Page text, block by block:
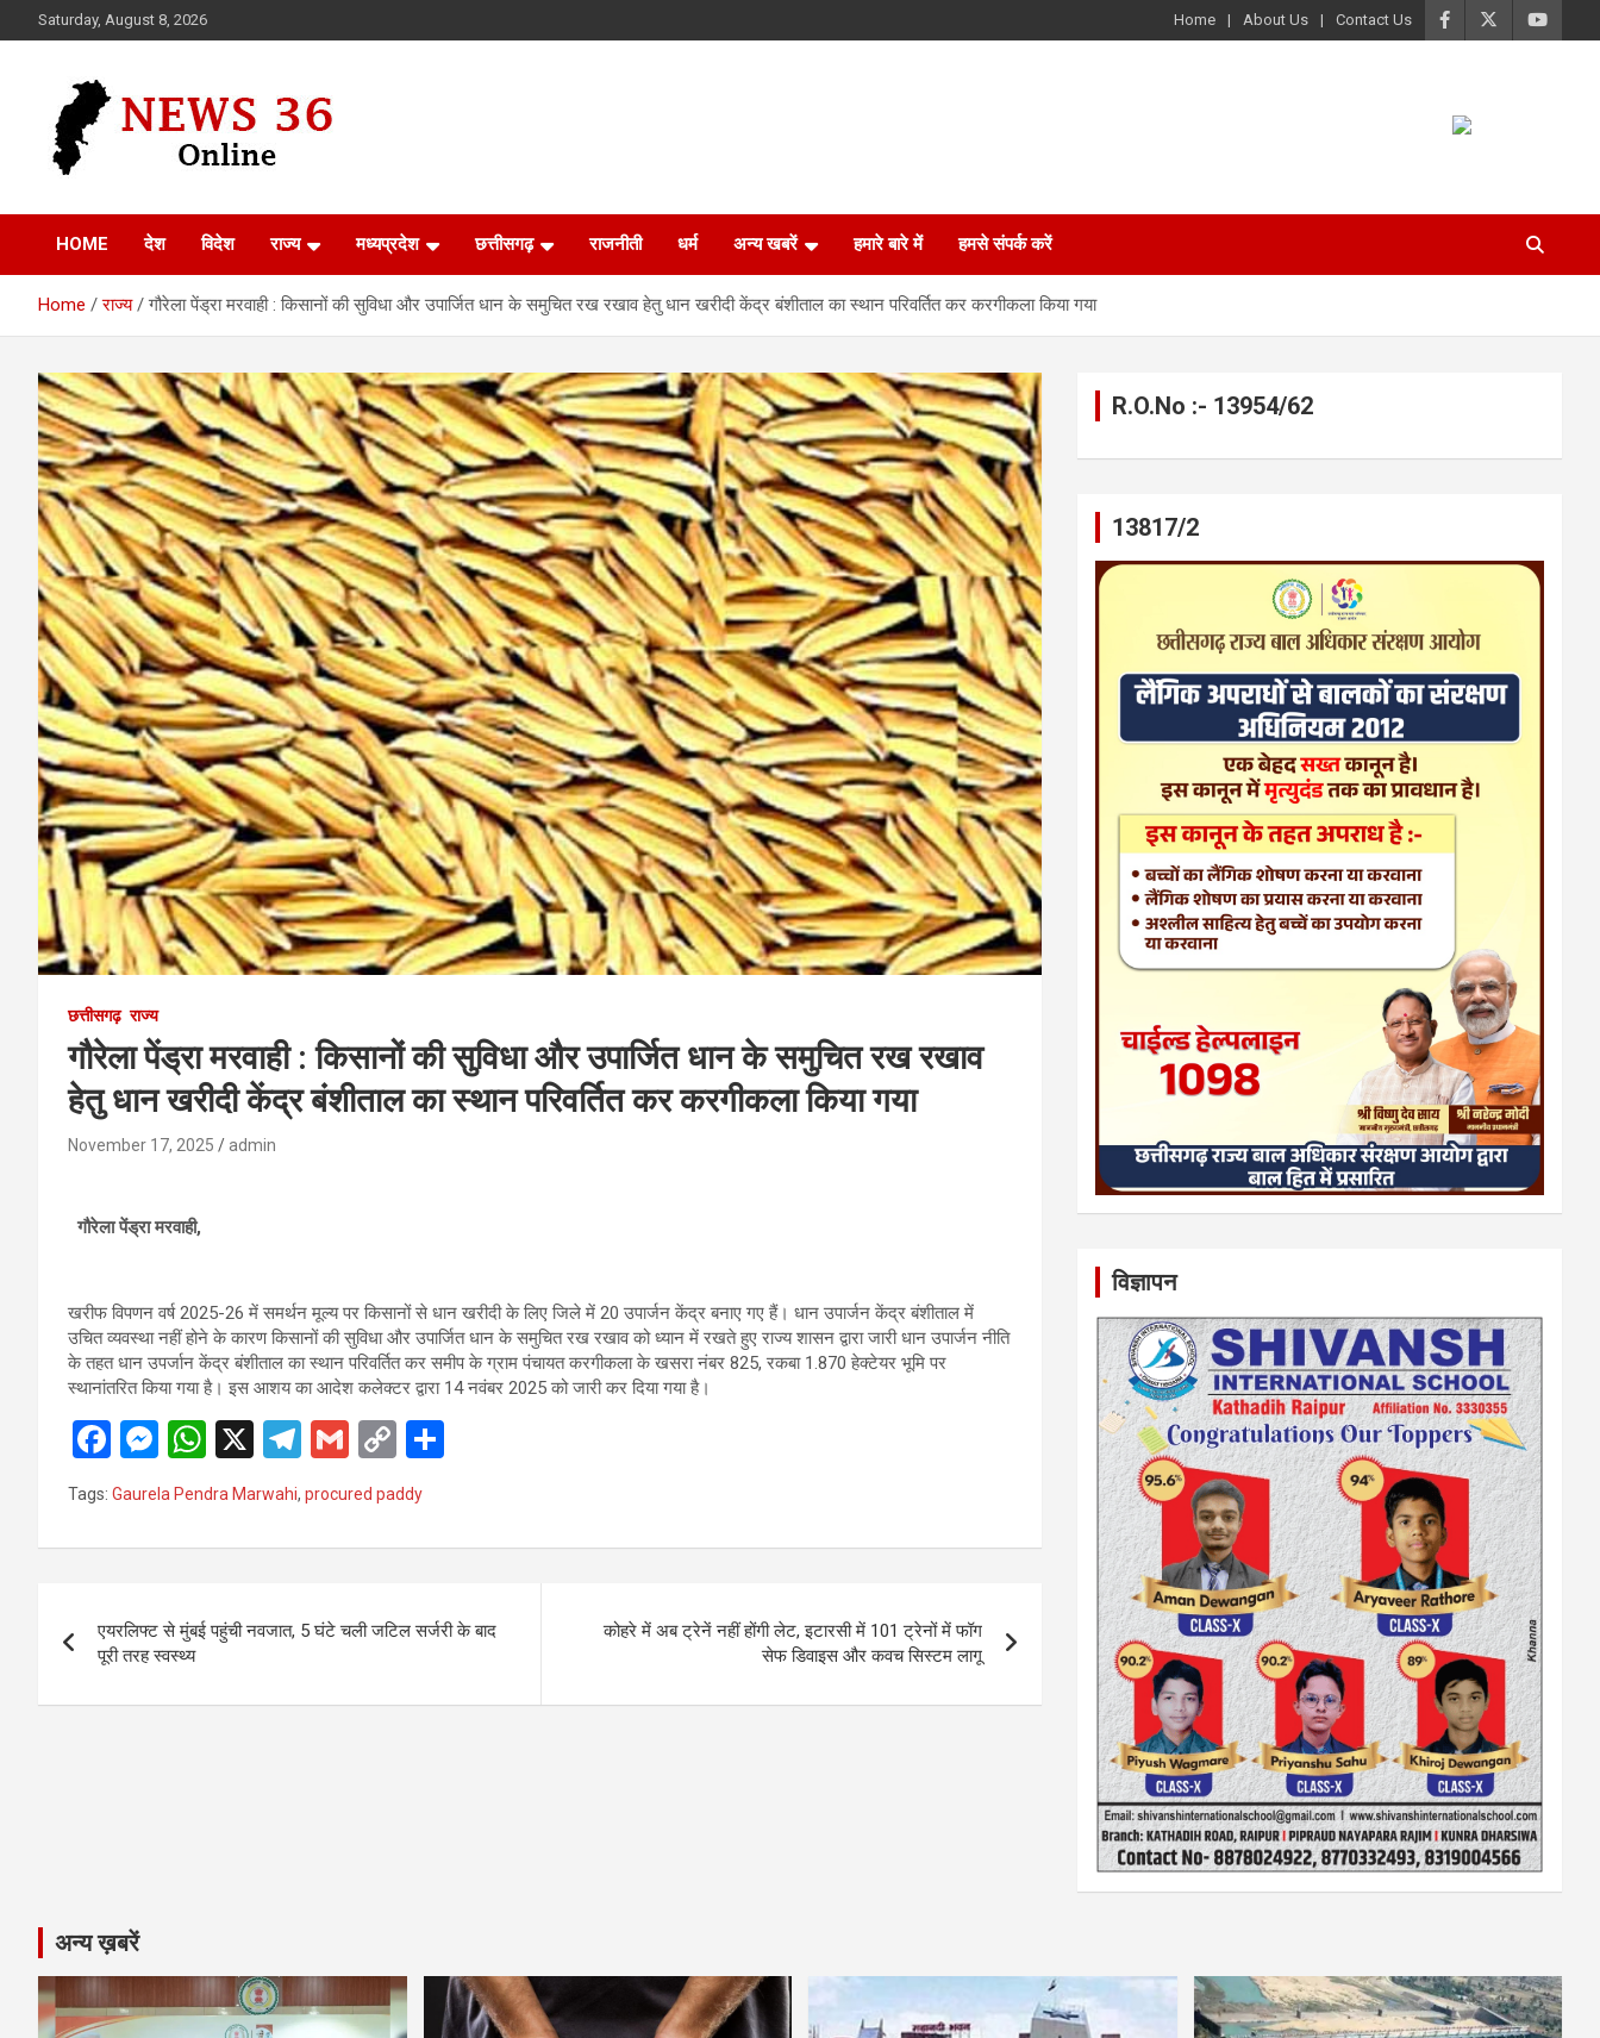
to
Saturday, August 8, 2026 Home About Us Contact Us
News 36
HOME देश विदेश राज्य मध्यप्रदेश छत्तीसगढ़ राजनीती धर्म अन्य खबरें हमारे बारे में हमसे संपर्क करें
Home राज्य गौरेला पेंड्रा मरवाही : किसानों की सुविधा और उपार्जित धान के समुचित रख रखाव हेतु धान खरीदी केंद्र बंशीताल का स्थान परिवर्तित कर करगीकला किया गया
छत्तीसगढ़ राज्य
गौरेला पेंड्रा मरवाही : किसानों की सुविधा और उपार्जित धान के समुचित रख रखाव
हेतु धान खरीदी केंद्र बंशीताल का स्थान परिवर्तित कर करगीकला किया गया
November 17, 2025 admin
गौरेला पेंड्रा मरवाही,
खरीफ विपणन वर्ष 2025-26 में समर्थन मूल्य पर किसानों से धान खरीदी के लिए जिले में 20 उपार्जन केंद्र बनाए गए हैं। धान उपार्जन केंद्र बंशीताल में
उचित व्यवस्था नहीं होने के कारण किसानों की सुविधा और उपार्जित धान के समुचित रख रखाव को ध्यान में रखते हुए राज्य शासन द्वारा जारी धान उपार्जन नीति
के तहत धान उपर्जान केंद्र बंशीताल का स्थान परिवर्तित कर समीप के ग्राम पंचायत करगीकला के खसरा नंबर 825, रकबा 1.870 हेक्टेयर भूमि पर
स्थानांतरित किया गया है। इस आशय का आदेश कलेक्टर द्वारा 14 नवंबर 2025 को जारी कर दिया गया है।
F
a
ce
b
o
k
M
es
se
n
er
W
h
at
s
p
X
T
e
gr
m
G
m
ail
C
o
py
Li
k
e
Tags: Gaurela Pendra Marwahi, procured paddy
navigation
एयरलिफ्ट से मुंबई पहुंची नवजात, 5 घंटे चली जटिल सर्जरी के बाद
पूरी तरह स्वस्थ्य
कोहरे में अब ट्रेनें नहीं होंगी लेट, इटारसी में 101 ट्रेनों में फॉग
सेफ डिवाइस और कवच सिस्टम लागू
R.O.No :- 13954/62
13817/2
विज्ञापन
अन्य ख़बरें